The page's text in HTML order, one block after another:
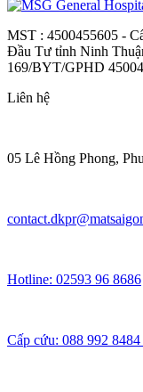
MST : 4500455605 -
Đầu Tư tỉnh Ninh
169/BYT/GPHD
Liên hệ
05 Lê Hồng Phong,
Hotline: 02593 96 8686
Cấp cứu: 088 992